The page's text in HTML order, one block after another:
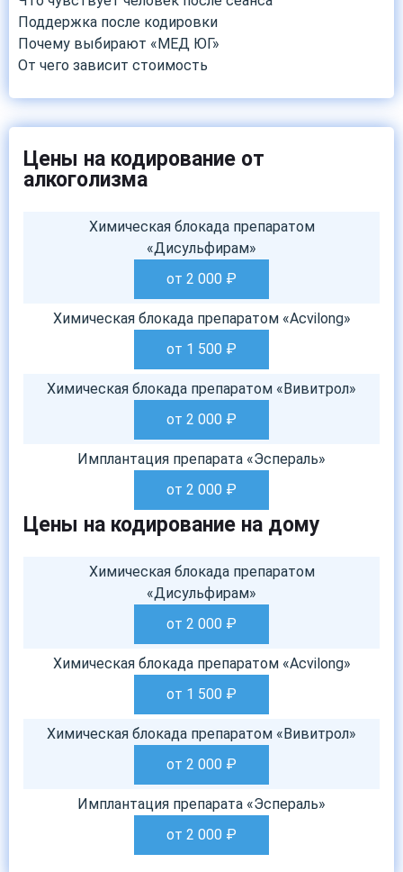
Поддержка после кодировки
Почему выбирают «МЕД ЮГ»
От чего зависит стоимость
Цены на кодирование от
алкоголизма
Химическая блокада препаратом
«Дисульфирам»
от 2 000 ₽
Химическая блокада препаратом «Acvilong»
от 1 500 ₽
Химическая блокада препаратом «Вивитрол»
от 2 000 ₽
Имплантация препарата «Эспераль»
от 2 000 ₽
Цены на кодирование на дому
Химическая блокада препаратом
«Дисульфирам»
от 2 000 ₽
Химическая блокада препаратом «Acvilong»
от 1 500 ₽
Химическая блокада препаратом «Вивитрол»
от 2 000 ₽
Имплантация препарата «Эспераль»
от 2 000 ₽